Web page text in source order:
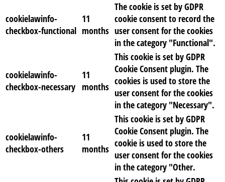
cookielawinfo-
checkbox-functional
11
months
The cookie is set by GDPR
cookie consent to record the
user consent for the cookies
in the category "Functional".
cookielawinfo-
checkbox-necessary
11
months
This cookie is set by GDPR
Cookie Consent plugin. The
cookies is used to store the
user consent for the cookies
in the category "Necessary".
cookielawinfo-
checkbox-others
11
months
This cookie is set by GDPR
Cookie Consent plugin. The
cookie is used to store the
user consent for the cookies
in the category "Other.